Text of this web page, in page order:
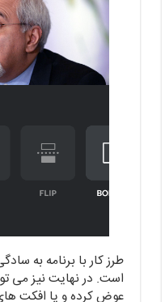
طرز کار با برنامه به